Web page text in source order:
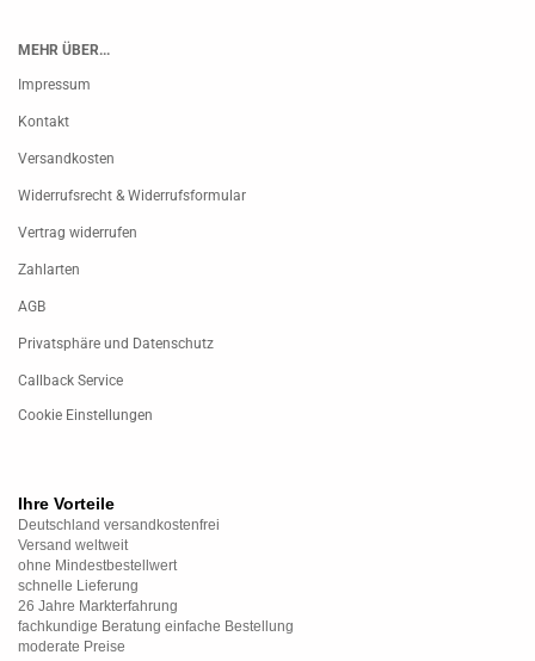
MEHR ÜBER...
Impressum
Kontakt
Versandkosten
Widerrufsrecht & Widerrufsformular
Vertrag widerrufen
Zahlarten
AGB
Privatsphäre und Datenschutz
Callback Service
Cookie Einstellungen
Ihre Vorteile
Deutschland versandkostenfrei
Versand weltweit
ohne Mindestbestellwert
schnelle Lieferung
26 Jahre Markterfahrung
fachkundige Beratung einfache Bestellung
moderate Preise